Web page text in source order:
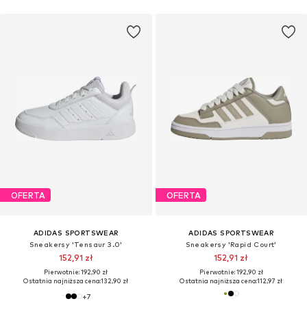
OFERTA
ADIDAS SPORTSWEAR
Sneakersy 'Tensaur 3.0'
152,91 zł
Pierwotnie: 192,90 zł
Ostatnia najniższa cena:132,90 zł
+7
OFERTA
ADIDAS SPORTSWEAR
Sneakersy 'Rapid Court'
152,91 zł
Pierwotnie: 192,90 zł
Ostatnia najniższa cena:112,97 zł